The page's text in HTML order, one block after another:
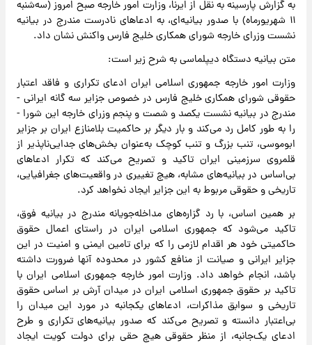
به گزارش پارسینه به نقل از ایرنا، وزارت امور خارجه صبح امروز (سه‌شنبه
۱۱ شهریورماه) با صدور بیانیه‌ای، به ادعاهای نادرست مندرج در بیانیه
نشست وزرای خارجه شورای همکاری خلیج فارس واکنش نشان داد.
متن بیانیه دستگاه دیپلماسی به شرح زیر است:
وزارت امور خارجه جمهوری اسلامی ایران ادعای تکراری و فاقد اعتبار
حقوقی شورای همکاری خلیج فارس در خصوص جزایر سه گانه ایرانی -
مندرج در بیانیه نشست یکصد و شصت و پنجم وزرای خارجه این شورا -
را به طور کامل رد می‌کند و بار دیگر بر حاکمیت بلامنازع ایران بر جزایر
ابوموسی، تنب بزرگ و تنب کوچک به‌عنوان بخش‌های جدایی‌ناپذیر از
قلمروی سرزمینی ایران تاکید و تصریح می‌کند که تکرار ادعاهای
بی‌اساس در بیانیه‌های مشابه، هیچ تغییری در واقعیت‌های جغرافیایی،
تاریخی و حقوقی مربوط به این جزایر ایجاد نخواهد کرد.
بر همین اساس، با رد گزاره‌های مداخله‌جویانه مندرج در بیانیه فوق،
تاکید می‌شود که جمهوری اسلامی ایران در راستای اعمال حقوق
حاکمیتی خود هر اقدام لازمی را که برای تامین ایمنی و امنیت در این
جزایر ایرانی و صیانت از منافع کشور در محدوده آنها ضرورت داشته
باشد، انجام خواهد داد. وزارت امور خارجه جمهوری اسلامی ایران با
تاکید بر حقوق جمهوری اسلامی ایران در میدان آرش بر اساس حقوق
تاریخی و سوابق مذاکرات، ادعاهای یکجانبه در مورد این میدان را
بی‌اعتبار دانسته و تصریح می‌کند که صدور بیانیه‌های تکراری و طرح
ادعای یک‌جانبه، از منظر حقوقی هیچ حقی برای دولت کویت ایجاد